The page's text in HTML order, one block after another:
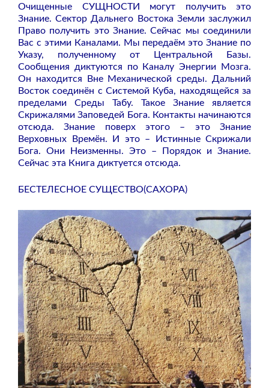
Очищенные СУЩНОСТИ могут получить это
Знание. Сектор Дальнего Востока Земли заслужил
Право получить это Знание. Сейчас мы соединили
Вас с этими Каналами. Мы передаём это Знание по
Указу, полученному от Центральной Базы.
Сообщения диктуются по Каналу Энергии Мозга.
Он находится Вне Механической среды. Дальний
Восток соединён с Системой Куба, находящейся за
пределами Среды Табу. Такое Знание является
Скрижалями Заповедей Бога. Контакты начинаются
отсюда. Знание поверх этого – это Знание
Верховных Времён. И это – Истинные Скрижали
Бога. Они Неизменны. Это – Порядок и Знание.
Сейчас эта Книга диктуется отсюда.
БЕСТЕЛЕСНОЕ СУЩЕСТВО(САХОРА)